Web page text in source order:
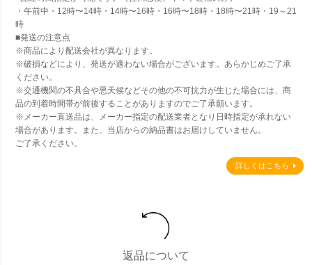
・午前中・12時〜14時・14時〜16時・16時〜18時・18時〜21時・19～21
時
■発送の注意点
※商品により配送会社が異なります。
※破損などにより、発送が適わない場合がございます。あらかじめご了承
ください。
※交通機関の不具合や悪天候などその他の不可抗力が生じた場合には、商
品の到着時間帯が前後することがありますのでご了承願います。
※メーカー直送品は、メーカー指定の配送業者となり日時指定が承れない
場合があります。また、当店からの納品書はお届けしていません。
ご了承ください。
詳しくはこちら
返品について